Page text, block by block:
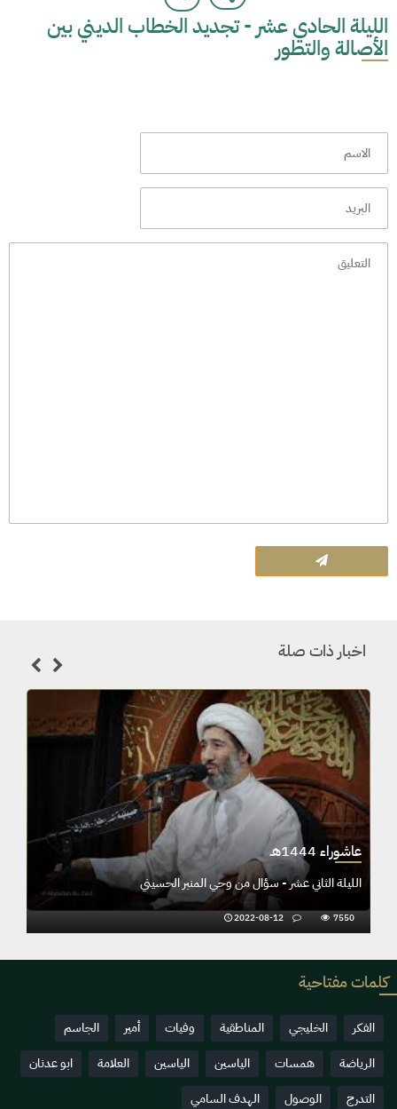
الليلة الحادي عشر - تجديد الخطاب الديني بين
الأصالة والتطور
اخبار ذات صلة
عاشوراء 1444هـ
الليلة الثاني عشر - سؤال من وحي القيم الحقه
كلمات مفتاحية
الفكر الخليجي المناطقية وفيات أمير
الجاسم
الرياضة
همسات الياسين الياسين العلامة
ابو عدنان
التدرج
الوصول الهدف السامي